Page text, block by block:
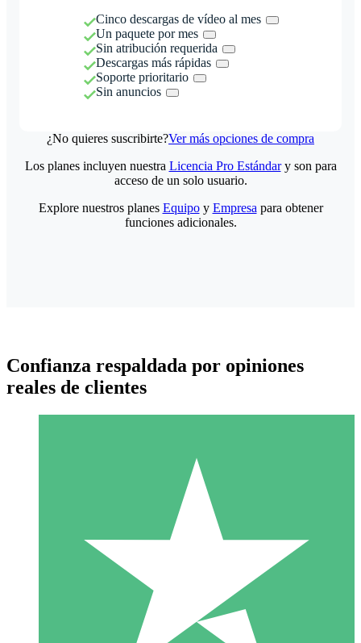
Cinco descargas de vídeo al mes
Un paquete por mes
Sin atribución requerida
Descargas más rápidas
Soporte prioritario
Sin anuncios
¿No quieres suscribirte?Ver más opciones de compra
Paquetes de Créditos Individuales
Paga según el uso con créditos de descarga. Sin compromiso
10 00
Los planes incluyen nuestra Licencia Pro Estándary son para
acceso de un solo usuario.
Explore nuestros planes Equipoy Empresa para obtener
funciones adicionales.
Confianza respaldada por opiniones
reales de clientes